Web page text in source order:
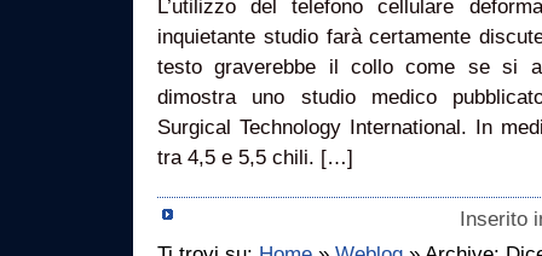
L’utilizzo del telefono cellulare
inquietante studio farà certamente
testo graverebbe il collo come se si
dimostra uno studio medico
Surgical Technology International. In
tra 4,5 e 5,5 chili. […]
Inserito